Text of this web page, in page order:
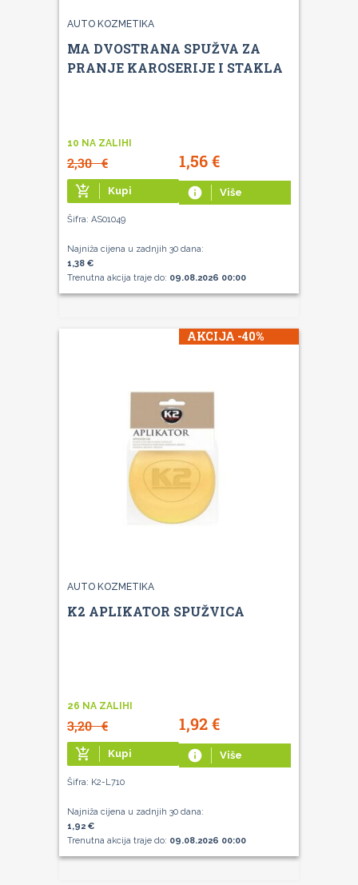
AUTO KOZMETIKA
MA DVOSTRANA SPUŽVA ZA
PRANJE KAROSERIJE I STAKLA
10 NA ZALIHI
2,30€ 1,56€
add_shopping_cart Kupi info Više
Šifra: AS01049
Najniža cijena u zadnjih 30 dana:
1,38 €
Trenutna akcija traje do: 09.08.2026 00:00
AKCIJA -40%
AUTO KOZMETIKA
K2 APLIKATOR SPUŽVICA
26 NA ZALIHI
3,20€ 1,92€
add_shopping_cart Kupi info Više
Šifra: K2-L710
Najniža cijena u zadnjih 30 dana:
1,92 €
Trenutna akcija traje do: 09.08.2026 00:00